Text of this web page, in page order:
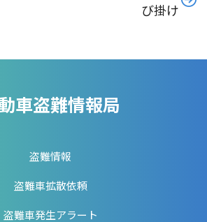
び掛け
車盗難情報局
盗難情報
盗難車拡散依頼
盗難車発生アラート